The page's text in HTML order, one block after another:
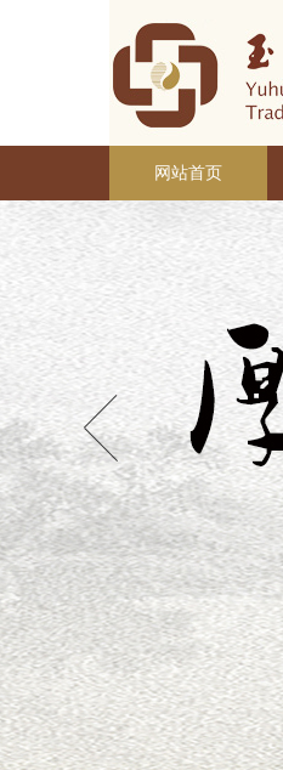
网站首页